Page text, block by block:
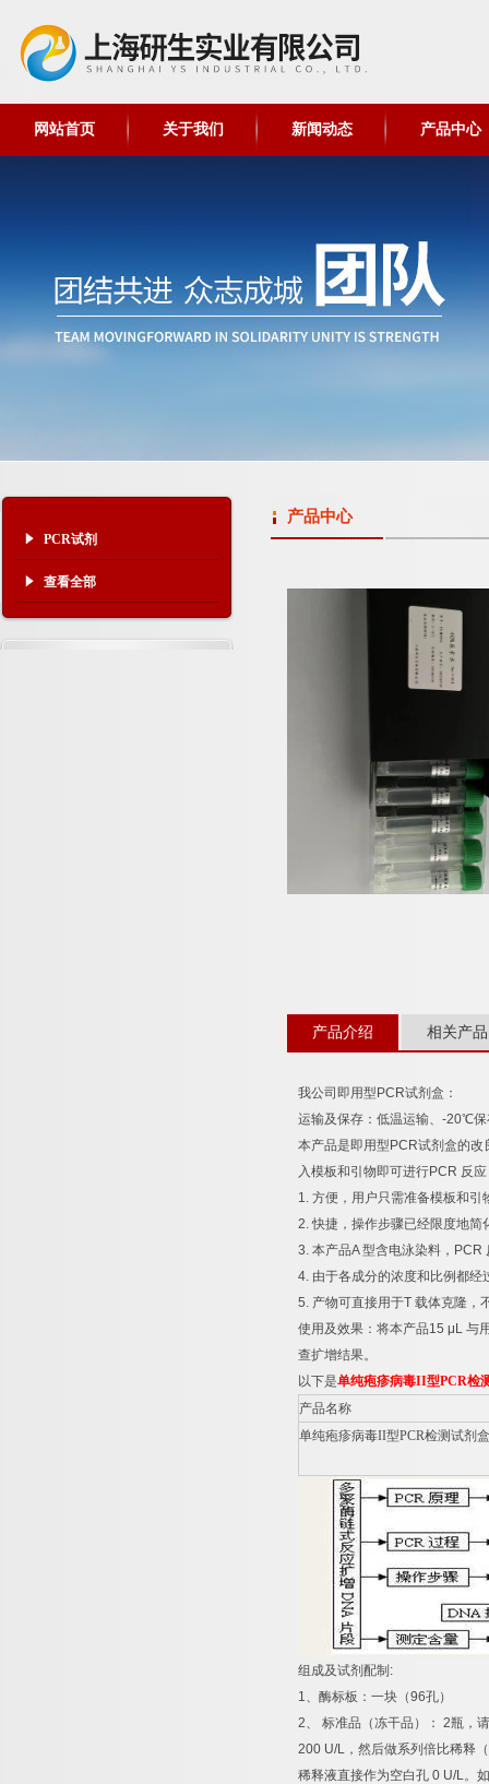
网站首页 关于我们 新闻动态 产品中心
PCR试剂
查看全部
产品中心
产品介绍 相关产品
我公司即用型 PCR试剂盒：
运输及保存：低温运输、 -20℃
本产品是即用型 PCR试剂盒的改
入模板和引物即可进行PCR 反
1. 方便，用户只需准备模板和引
2.快捷，操作步骤已经限度地简
3. 本产品A型含电泳染料， PCR
4. 由于各成分的浓度和比例都
5. 产物可直接用于T 载体克隆，
使用及效果：将本产品15 μL 与
查扩增结果。
以下是单纯疱疹病毒II型PCR检
产品名称
单纯疱疹病毒II型PCR检测试剂
组成及试剂配制 :
1、酶标板：一块（96孔）
2、 标准品（冻干品）： 2瓶，
200 U/L ，然后做系列倍比稀释
稀释液直接作为空白孔 0 U/L。